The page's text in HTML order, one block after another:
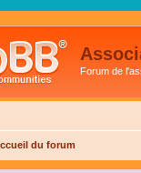
Forum de
du forum